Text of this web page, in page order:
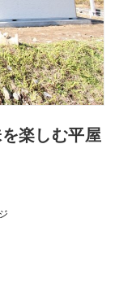
楽しむ平屋